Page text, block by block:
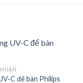
Add to
C để bàn Philips